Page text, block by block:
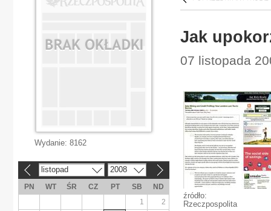
Jak
07 listopada
źródło:
Rzeczpospolita
Wydanie: 8162
listopad 2008
PN WT ŚR CZ PT SB
ND
1
2